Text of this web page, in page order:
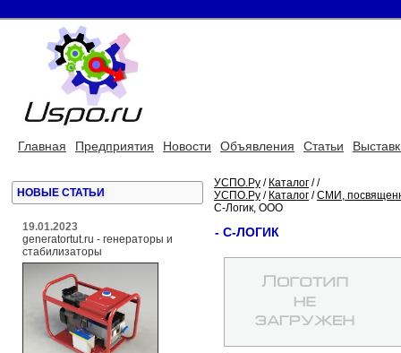
Главная Предприятия Новости Объявления Статьи
НОВЫЕ СТАТЬИ
19.01.2023
generatortut.ru - генераторы и
стабилизаторы
УСПО.Ру / Каталог //
УСПО.Ру / Каталог /СМИ,
С-Логик, ООО
- С-ЛОГИК